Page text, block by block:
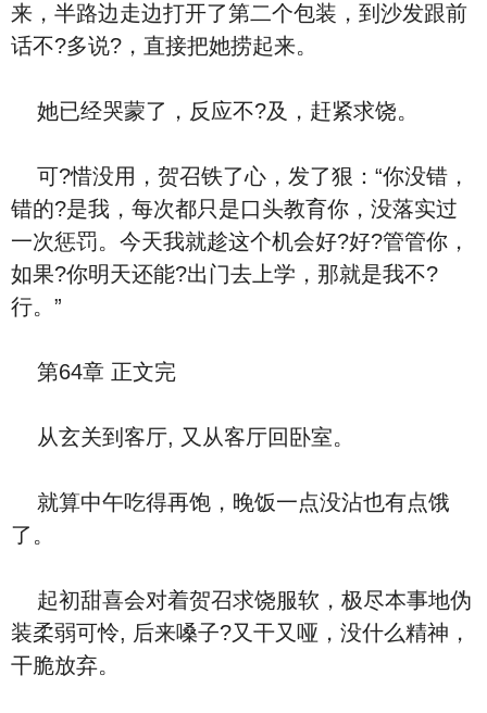
来，半路边走边打开了第二个包装，到沙发跟前
话不?多说?，直接把她捞起来。
她已经哭蒙了，反应不?及，赶紧求饶。
可?惜没用，贺召铁了心，发了狠：“你没错，
错的?是我，每次都只是口头教育你，没落实过
一次惩罚。今天我就趁这个机会好?好?管管你，
如果?你明天还能?出门去上学，那就是我不?
行。”
第64章 正文完
从玄关到客厅, 又从客厅回卧室。
就算中午吃得再饱，晚饭一点没沾也有点饿
了。
起初甜喜会对着贺召求饶服软，极尽本事地伪
装柔弱可怜, 后来嗓子?又干又哑，没什么精神，
干脆放弃。